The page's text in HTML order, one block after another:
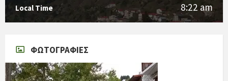
Local Time 8:22 am
ΦΩΤΟΓΡΑΦΊΕΣ